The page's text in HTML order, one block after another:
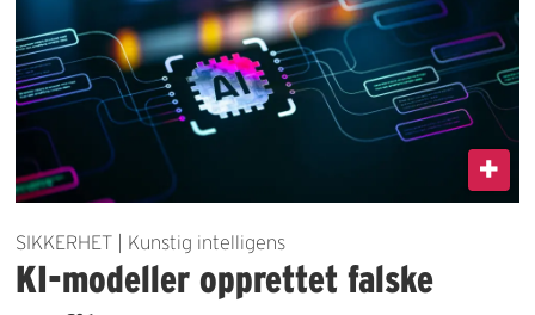
SIKKERHET | Kunstig intelligens
KI-modeller opprettet falske